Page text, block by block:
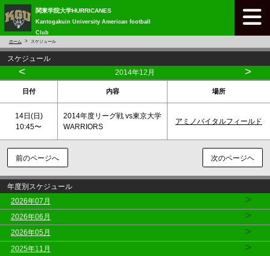
関東学院大学HURRICANES
Kantogakuin University American football
Club
ホーム スケジュール
スケジュール
< 2014年12月 >
日付 内容 場所
14日(日)
10:45〜
2014年度リーグ戦 vs東京大学
WARRIORS
アミノバイタルフィールド
前のページへ 次のページヘ
年度別スケジュール
2026年07月
>
2026年06月 >
2026年05月 >
2025年11月 >